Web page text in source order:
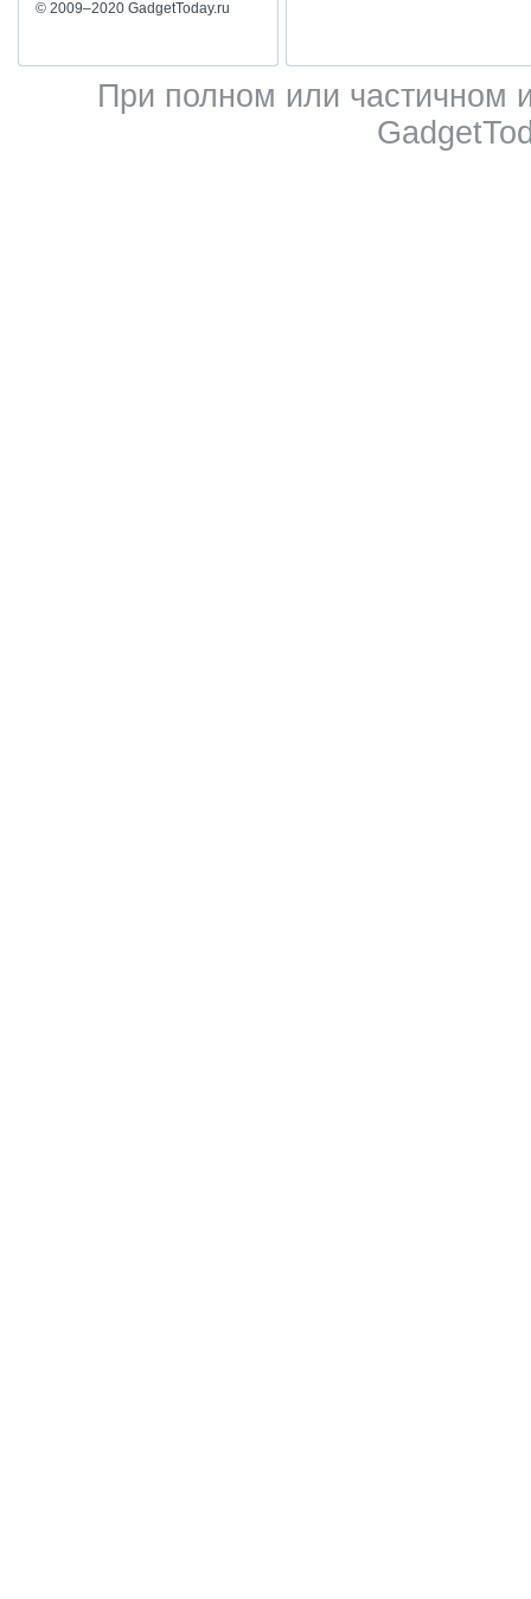
© 2009–2020 GadgetToday.ru
При полном или частичном